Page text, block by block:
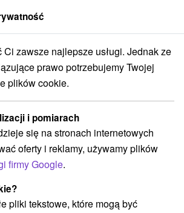
kraj Liptovský Ján Park MINI Słowacja
Przejdź do
zawsze najlepsze usługi. Jednak ze
prawo potrzebujemy Twojej
plików cookie.
i pomiarach
się na stronach internetowych
oferty i reklamy, używamy plików
firmy Google.
pliki tekstowe, które mogą być